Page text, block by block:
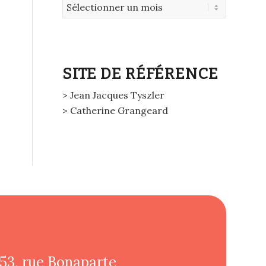
SITE DE RÉFÉRENCE
> Jean Jacques Tyszler
> Catherine Grangeard